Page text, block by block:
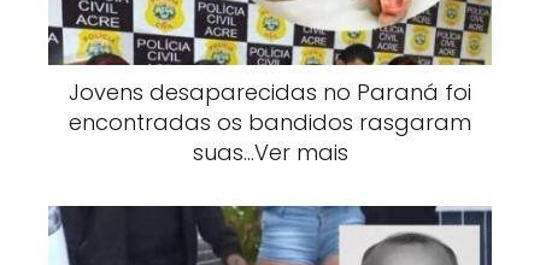
Jovens desaparecidas no Paraná foi
encontradas os bandidos rasgaram
suas…Ver mais